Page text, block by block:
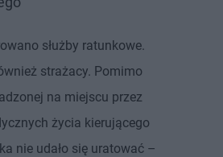
służby ratunkowe.
strażacy. Pomimo
na miejscu przez
życia kierującego
nie udało się uratować –